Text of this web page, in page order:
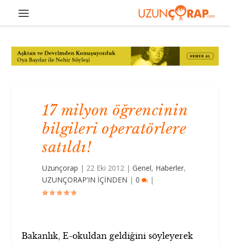
17 milyon öğrencinin
bilgileri operatörlere
satıldı!
Uzunçorap | 22 Eki 2012 |Genel, Haberler,
UZUNÇORAP’IN İÇİNDEN |0 |
Bakanlık, E-okuldan geldiğini söyleyerek